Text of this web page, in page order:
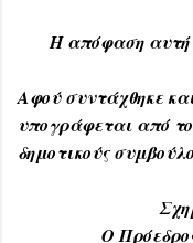
Η απόφαση αυτή
Αφού συντάχθηκε
υπογράφεται από
δημοτικούς
Ο